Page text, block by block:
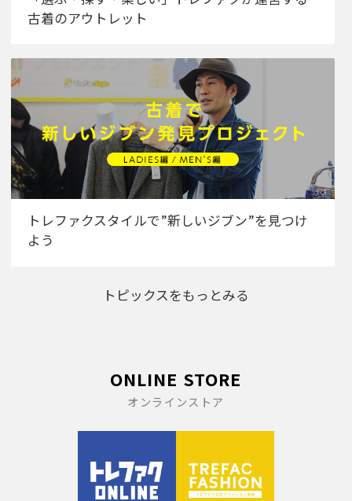
古着のアウトレット
トレファクスタイルで”新しいジブン”を見つけ
よう
トピックスをもっとみる
ONLINE STORE
オンラインストア